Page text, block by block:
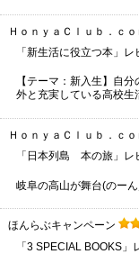
ＨｏｎｙａＣｌｕｂ．ｃ
「新生活に役立つ本」レ
【テーマ：新入生】自
外と充実している高校
ＨｏｎｙａＣｌｕｂ．ｃ
「日本列島 本の旅」レ
岐阜の高山が舞台(のー
ほんらぶキャンペーン
「3 SPECIAL BOOKS」